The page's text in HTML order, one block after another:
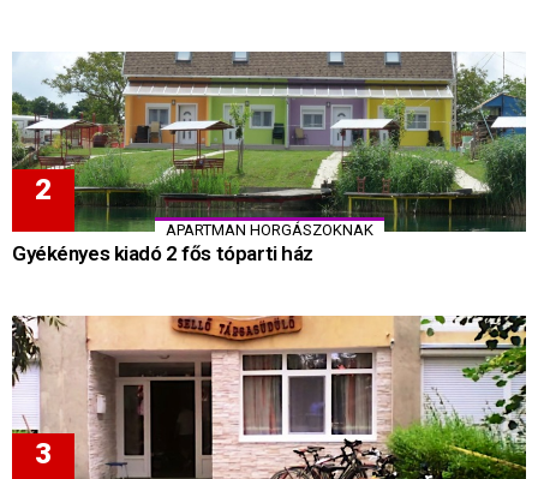
APARTMAN HORGÁSZOKNAK
Gyékényes kiadó 2 fős tóparti ház